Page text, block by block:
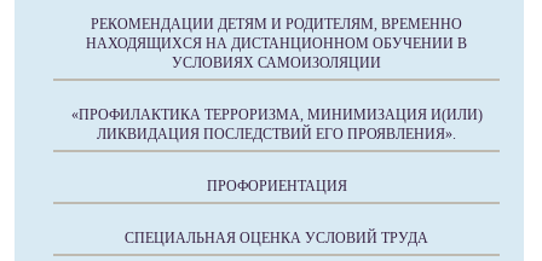
РЕКОМЕНДАЦИИ ДЕТЯМ И РОДИТЕЛЯМ, ВРЕМЕННО
НАХОДЯЩИХСЯ НА ДИСТАНЦИОННОМ ОБУЧЕНИИ В
УСЛОВИЯХ САМОИЗОЛЯЦИИ
«ПРОФИЛАКТИКА ТЕРРОРИЗМА, МИНИМИЗАЦИЯ И(ИЛИ)
ЛИКВИДАЦИЯ ПОСЛЕДСТВИЙ ЕГО ПРОЯВЛЕНИЯ».
ПРОФОРИЕНТАЦИЯ
СПЕЦИАЛЬНАЯ ОЦЕНКА УСЛОВИЙ ТРУДА